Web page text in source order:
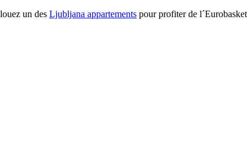
un des Ljubljana appartements pour profiter de